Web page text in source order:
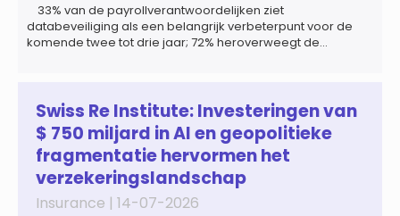
33% van de payrollverantwoordelijken ziet
databeveiliging als een belangrijk verbeterpunt voor de
komende twee tot drie jaar; 72% heroverweegt de
zich steeds vaker tot een zelfstandige bedrijfsfunctie: bij
43% van […]
Swiss Re Institute: Investeringen van
$ 750 miljard in AI en geopolitieke
fragmentatie hervormen het
verzekeringslandschap
Insurance | 14-07-2026